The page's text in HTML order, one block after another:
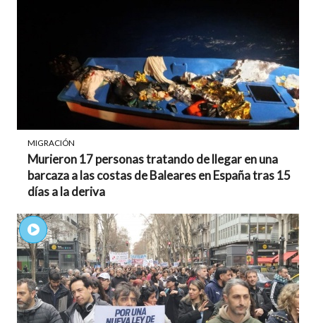
MIGRACIÓN
Murieron 17 personas tratando de llegar en una
barcaza a las costas de Baleares en España tras 15
días a la deriva